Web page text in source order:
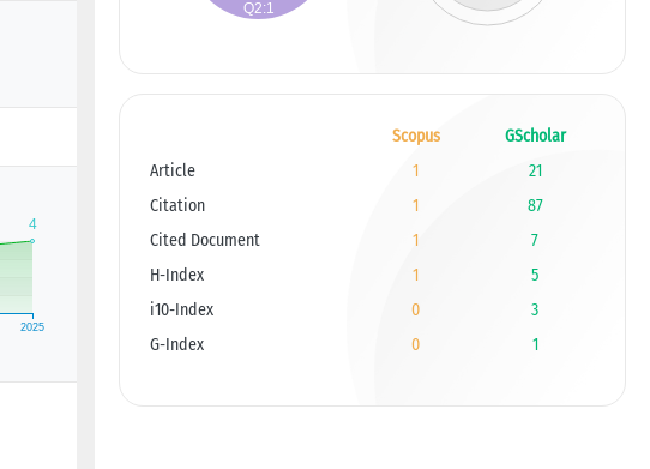
Scopus
GScholar
Article
1
21
Citation
1
87
Cited Document
1
7
H-Index
1
5
i10-Index
0
3
G-Index
0 1